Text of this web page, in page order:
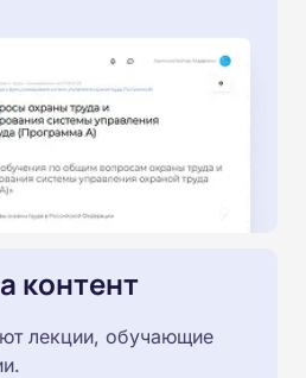
контент
лекции, обучающие